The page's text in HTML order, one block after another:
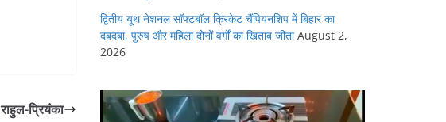
प्रियंका
द्वितीय यूथ नेशनल सॉफ्टबॉल क्रिकेट चैंपियनशिप में बिहार का
दबदबा, पुरुष और महिला दोनों वर्गों का खिताब जीता August 2,
2026